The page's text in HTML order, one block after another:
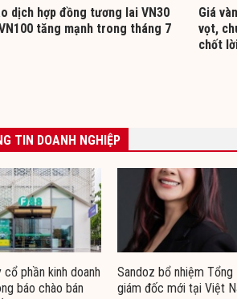
dịch hợp đồng tương lai VN30
tăng mạnh trong tháng 7
Giá
vọt,
chốt
TIN DOANH NGHIỆP
cổ phần kinh doanh
báo chào bán
Sandoz bổ nhiệm Tổng
giám đốc mới tại Việt